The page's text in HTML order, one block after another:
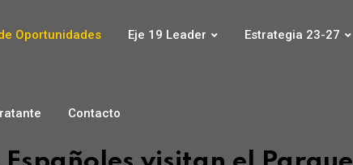
Oportunidades Eje 19 Leader Estrategia 23-27
Contacto